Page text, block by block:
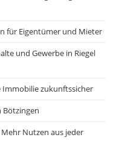
für Eigentümer und Mieter
und Gewerbe in Riegel
Immobilie zukunftssicher
Bötzingen
Nutzen aus jeder